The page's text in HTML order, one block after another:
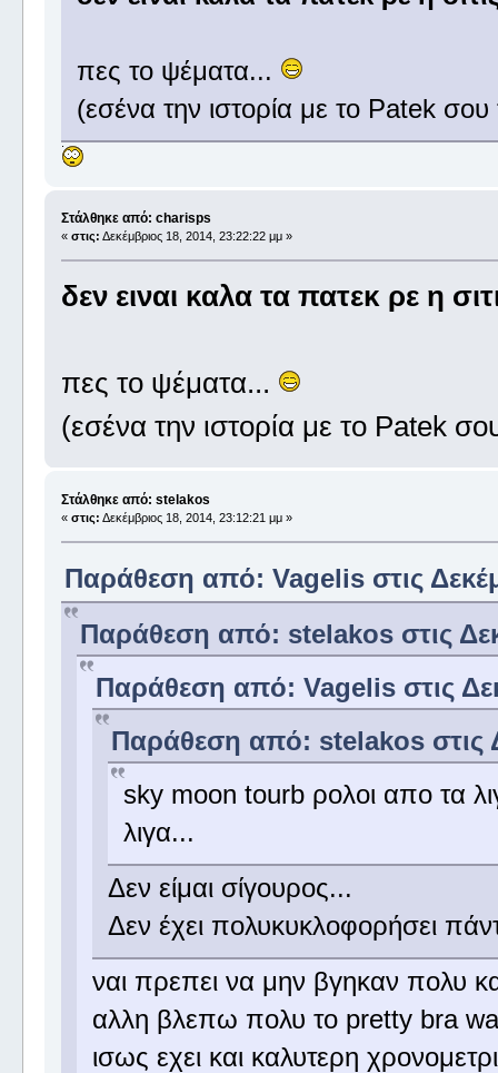
πες το ψέματα...
(εσένα την ιστορία με το Patek σου
Στάλθηκε από: charisps
« στις: Δεκέμβριος 18, 2014, 23:22:22 μμ »
δεν ειναι καλα τα πατεκ ρε η
πες το ψέματα...
(εσένα την ιστορία με το Patek
Στάλθηκε από: stelakos
« στις: Δεκέμβριος 18, 2014, 23:12:21 μμ »
Παράθεση από: Vagelis στις
Παράθεση από: stelakos στις
Παράθεση από: Vagelis στις
Παράθεση από: stelakos στις
sky moon tourb ρολοι απο τα
λιγα...
Δεν είμαι σίγουρος...
Δεν έχει πολυκυκλοφορήσει
ναι πρεπει να μην βγηκαν πολυ
αλλη βλεπω πολυ το pretty bra
ισως εχει και καλυτερη